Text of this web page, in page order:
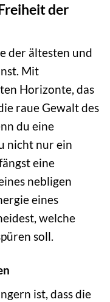
der
der ältesten und
Mit
Horizonte, das
raue Gewalt des
du eine
nicht nur ein
eine
nebligen
eines
welche
soll.
ist, dass die